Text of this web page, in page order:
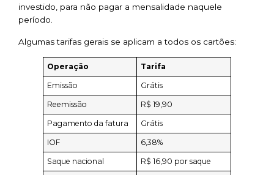
investido, para não pagar a mensalidade naquele
período.
Algumas tarifas gerais se aplicam a todos os cartões:
Operação Tarifa
Emissão Grátis
Reemissão R$ 19,90
Pagamento da fatura Grátis
IOF 6,38%
Saque nacional R$ 16,90 por saque